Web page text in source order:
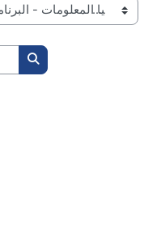
Search courses